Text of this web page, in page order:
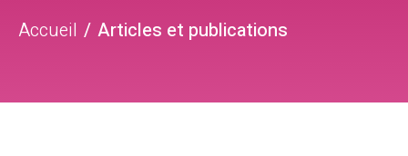
Accueil Articles et publications